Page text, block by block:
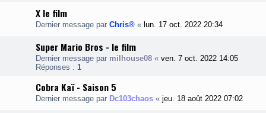
X le film
Dernier message par Chris® « lun. 17 oct. 2022 20:34
Super Mario Bros - le film
Dernier message par milhouse08 « ven. 7 oct. 2022 14:05
Réponses : 1
Cobra Kaï - Saison 5
Dernier message par Dc103chaos « jeu. 18 août 2022 07:02